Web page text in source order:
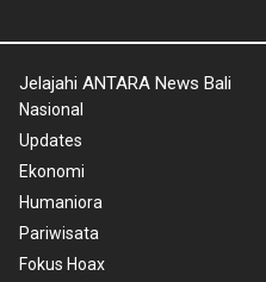
Jelajahi ANTARA News Bali
Nasional
Updates
Ekonomi
Humaniora
Pariwisata
Fokus Hoax